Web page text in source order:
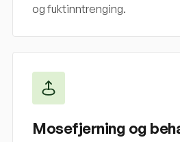
og fuktinntrenging.
Mosefjerning og